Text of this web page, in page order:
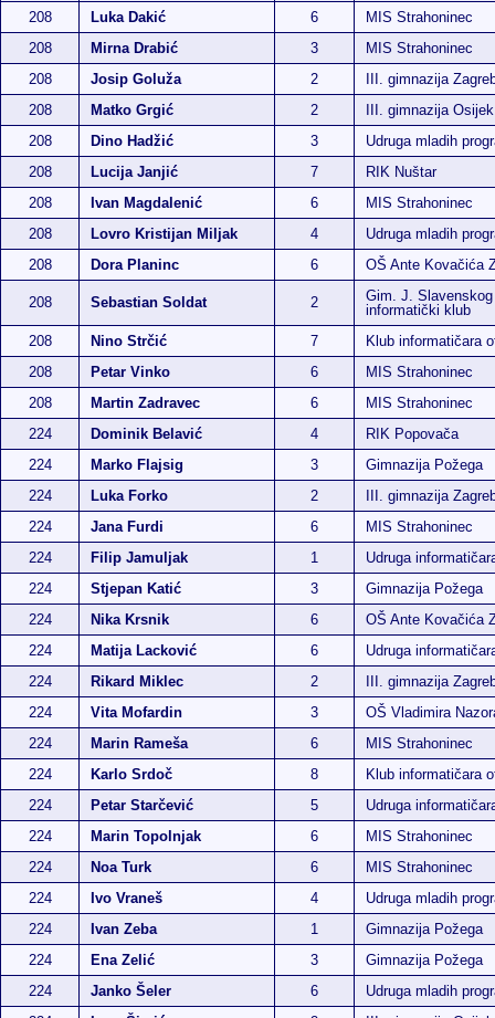
208
Luka Dakić 6
MIS Strahoninec
208
Mirna Drabić 3
MIS Strahoninec
208
Josip Goluža 2
III. gimnazija
208
Matko Grgić 2
III. gimnazija Osijek
208
Dino Hadžić 3
Udruga mladih
208
Lucija Janjić 7
RIK Nuštar
208
Ivan Magdalenić 6
MIS Strahoninec
208
Lovro Kristijan Miljak 4
Udruga mladih
208
Dora Planinc 6 OŠ Ante Kovačića
208 Sebastian Soldat 2
Gim. J.
informatički klub
208
Nino Strčić 7
Klub informatičara
208
Petar Vinko 6
MIS Strahoninec
208
Martin Zadravec 6
MIS Strahoninec
224
Dominik Belavić 4
RIK Popovača
224
Marko Flajsig 3
Gimnazija Požega
224
Luka Forko 2
III. gimnazija
224
Jana Furdi 6
MIS Strahoninec
224
Filip Jamuljak 1
Udruga
224
Stjepan Katić 3
Gimnazija Požega
224
Nika Krsnik 6
OŠ Ante Kovačića
224
Matija Lacković 6
Udruga
224
Rikard Miklec 2
III. gimnazija
224
Vita Mofardin 3
OŠ Vladimira
224
Marin Rameša 6
MIS Strahoninec
224
Karlo Srdoč 8
Klub informatičara
224
Petar Starčević 5
Udruga
224
Marin Topolnjak 6
MIS Strahoninec
224
Noa Turk 6
MIS Strahoninec
224
Ivo Vraneš 4
Udruga mladih
224
Ivan Zeba 1
Gimnazija Požega
224
Ena Zelić 3
Gimnazija Požega
224
Janko Šeler 6
Udruga mladih